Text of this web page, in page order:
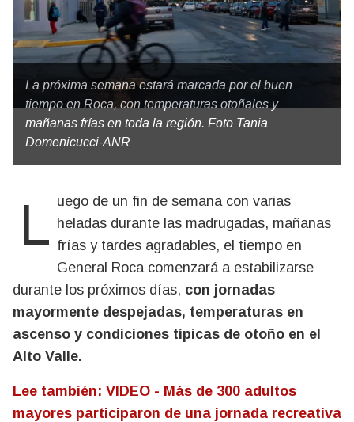
La próxima semana estará marcada por el buen
tiempo en Roca, con temperaturas otoñales y
mañanas frías en toda la región. Foto Tania
Domenicucci-ANR
Luego de un fin de semana con varias heladas durante las madrugadas, mañanas
frías y tardes agradables, el tiempo en
General Roca comenzará a estabilizarse
durante los próximos días, con jornadas
mayormente despejadas, temperaturas en
ascenso y condiciones típicas de otoño en el
Alto Valle.
Lee también: VIDEO - Más de 300 adultos
mayores participaron de una jornada recreativa